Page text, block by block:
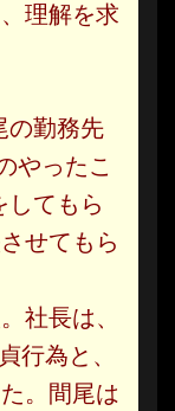
理解を求
の勤務先
やったこ
してもら
せてもら
社長は、
行為と、
。間尾は